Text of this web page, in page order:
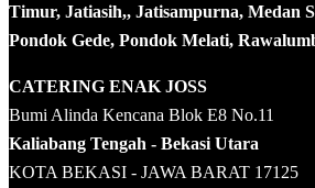
Timur, Jatiasih,, Jatisampurna, Medan
Pondok Gede, Pondok Melati,
CATERING ENAK JOSS
Bumi Alinda Kencana Blok E8 No.11
Kaliabang Tengah - Bekasi Utara
KOTA BEKASI - JAWA BARAT 17125